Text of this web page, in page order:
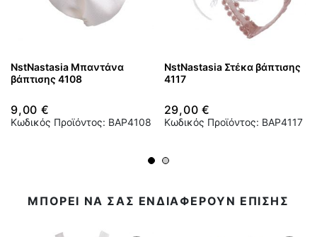
NstNastasia Μπαντάνα
βάπτισης 4108
9,00 €
Κωδικός Προϊόντος: BAP4108
NstNastasia Στέκα βάπτισης
4117
29,00 €
Κωδικός Προϊόντος: BAP4117
ΜΠΟΡΕΙ ΝΑ ΣΑΣ ΕΝΔΙΑΦΕΡΟΥΝ ΕΠΙΣΗΣ